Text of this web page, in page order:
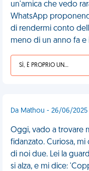
un'amica che vedo
WhatsApp
di rendermi conto
meno di un anno fa e
SÌ, È PROPRIO UNA VDM!
Da Mathou - 26/06/2025
Oggi, vado a trovare
fidanzato. Curiosa,
di noi due. Lei la
si alza, e mi dice: